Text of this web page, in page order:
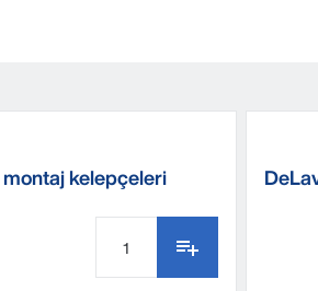
kelepçeleri